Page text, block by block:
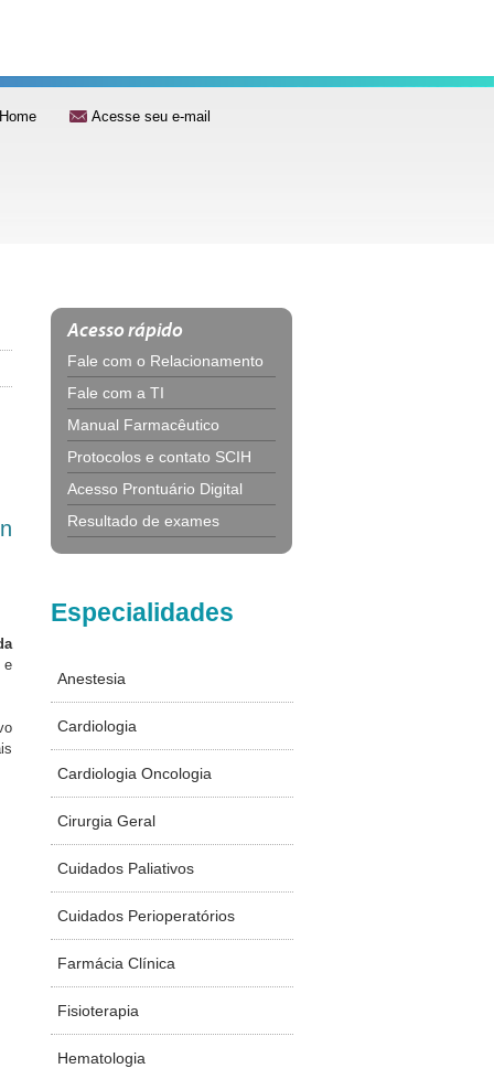
Home Acesse seu e-mail
e
Acesso rápido
Fale com o Relacionamento
Fale com a TI
Manual Farmacêutico
Protocolos e contato SCIH
Acesso Prontuário Digital
Resultado de exames
Especialidades
Anestesia
Cardiologia
Cardiologia Oncologia
Cirurgia Geral
Cuidados Paliativos
Cuidados Perioperatórios
Farmácia Clínica
Fisioterapia
Hematologia